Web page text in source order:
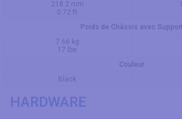
218.2 mm
0.72 ft
Poids de Châssis avec Support
7.66 kg
17 lbs
Couleur
Black
HARDWARE